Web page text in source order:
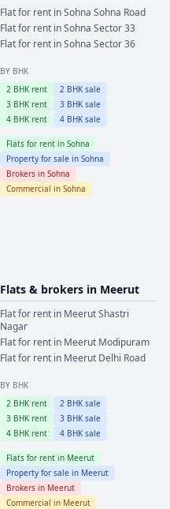
Flat for rent inSohna Sohna Road
Flat for rent inSohna Sector 33
Flat for rent inSohna Sector 36
BY BHK
2 BHK rent 2 BHK sale
3 BHK rent 3 BHK sale
4 BHK rent 4 BHK sale
Flats for rent in Sohna
Property for sale in Sohna
Brokers in Sohna
Commercial in Sohna
Flats & brokers in Meerut
Flat for rent in MeerutShastri
Nagar
Flat for rent in Meerut Modipuram
Flat for rent in Meerut Delhi Road
BY BHK
2 BHK rent 2 BHK sale
3 BHK rent 3 BHK sale
4 BHK rent 4 BHK sale
Flats for rent in Meerut
Property for sale in Meerut
Brokers in Meerut
Commercial in Meerut